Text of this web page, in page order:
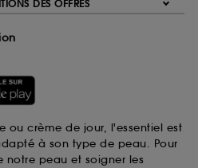
DES OFFRES
ou crème de jour, l'essentiel est
à son type de peau. Pour
notre peau et soigner les